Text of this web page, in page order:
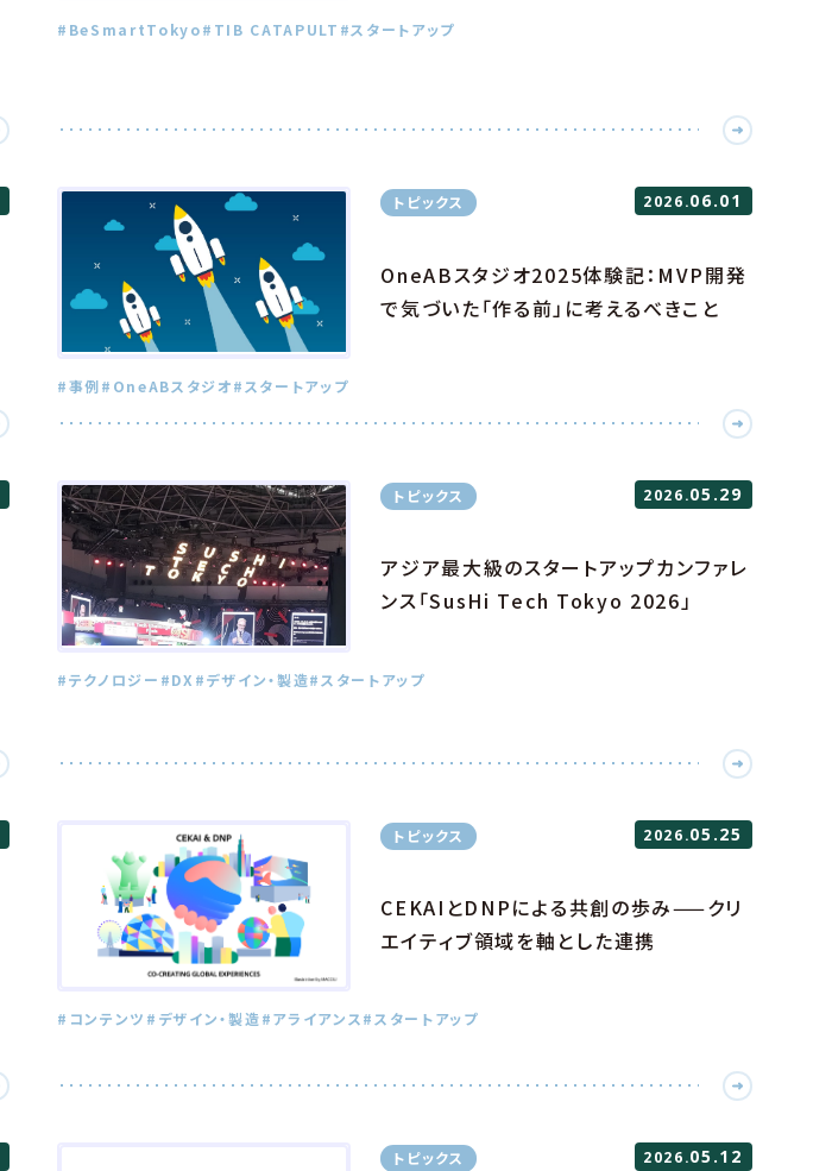
#BeSmartTokyo#TIB CATAPULT #スタートアップ
トピックス 2026.06.01
OneABスタジオ2025体験記：MVP開発
で気づいた「作る前」に考えるべきこと
#事例#OneABスタジオ#スタートアップ
トピックス 2026.05.29
アジア最大級のスタートアップカンファレ
ンス「SusHi Tech Tokyo 2026」
#テクノロジー #DX #デザイン・製造#スタートアップ
トピックス 2026.05.25
CEKAIとDNPによる共創の歩み——クリ
エイティブ領域を軸とした連携
#コンテンツ #デザイン・製造#アライアンス #スタートアップ
トピックス 2026.05.12